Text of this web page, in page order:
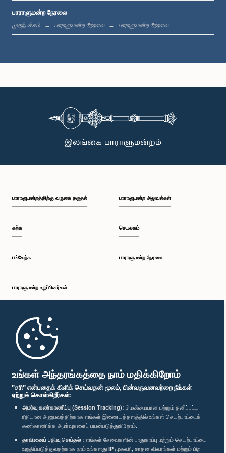
உங்கள் அந்தரங்கத்தை நாம் மதிக்கிறோம்
"சரி" என்பதைக் கிளிக் செய்வதன் மூலம், பின்வருவனவற்றை நீங்கள்
ஏற்றுக் கொள்கிறீர்கள்:
அமர்வு கண்காணிப்பு (Session Tracking): மென்மையான மற்றும் தனிப்பட்ட
ரீதியான அனுபவத்திற்காக எங்கள் இணையத்தளத்தில் உங்கள் செயற்பாட்டைக்
கண்காணிக்க அமர்வுகளைப் பயன்படுத்துகிறோம்.
தரவினைப் பதிவு செய்தல் : எங்கள் சேவைகளின் பாதுகாப்பு மற்றும் செயற்பாட்டை
உறுதிப்படுத்துவதற்காக நாம் உங்களது IP முகவரி, சாதன விவரங்கள் மற்றும் பிற
மு.ப. 11:37 - மு.ப. 11:45
மு.ப. 11:57 - பி.ப. 12:09
பி.ப. 12:09 - பி.ப. 12:18
பி.ப. 12:26 - பி.ப. 12:37
பி.ப. 12:56 - பி.ப. 1:07
பி.ப. 1:07 - பி.ப. 1:14
பி.ப. 1:14 - பி.ப. 1:22
பாராளுமன்ற நேரலை
முதற்பக்கம் பாராளுமன்ற நேரலை பாராளுமன்ற நேரலை
பாராளுமன்றத்திற்கு வருகை தருதல்
கற்க
பங்கேற்க
பாராளுமன்ற உறுப்பினர்கள்
முதற்பக்கம்
பாராளுமன்ற அலுவல்கள்
செயலகம்
பாராளுமன்ற நேரலை
பாராளுமன்ற கையடக்க செயலி
எம்மை பின்தொடர்க :
விருதுகள்